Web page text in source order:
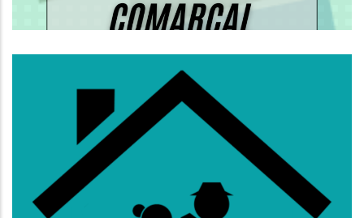
S’obre La Convocatòria D’ajuts Al
Lloguer Per A Persones De 65
Altres S. socials